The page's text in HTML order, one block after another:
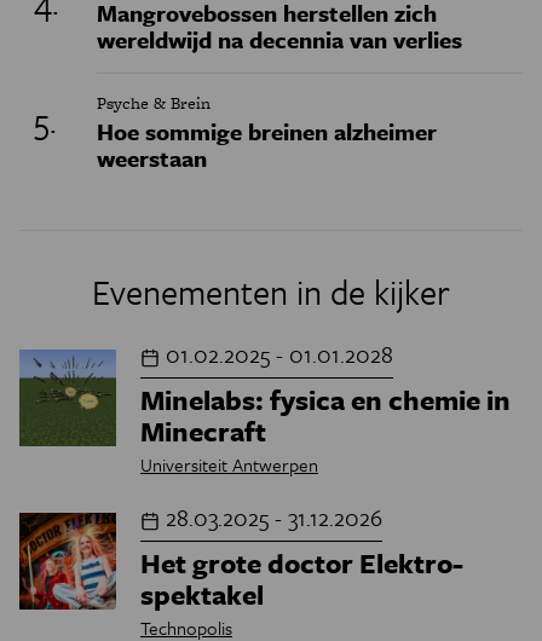
Mangrovebossen herstellen zich
wereldwijd na decennia van verlies
Psyche & Brein
Hoe sommige breinen alzheimer
weerstaan
Evenementen in de kijker
01.02.2025 - 01.01.2028
Minelabs: fysica en chemie in
Minecraft
Universiteit Antwerpen
28.03.2025 - 31.12.2026
Het grote doctor Elektro-
spektakel
Technopolis